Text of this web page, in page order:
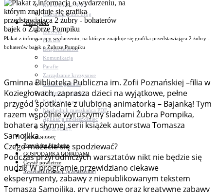
Konsultacje z NGO
Konsultacje dot. dróg
Niezbędnik
Zdrowie
Oświata
Bezpieczeństwo
Komunikacja
Parafie
Zarządzanie kryzysowe
C.ześć w gminie!
Budżet obywatelski
Nieodpłatna pomoc prawna
Niezbędnik mieszkańca PDF
Aplikacja mMieszkaniec
Mapa gminy
Załatw sprawę
Pozyskane fundusze
GOSPODARKA ODPADAMI
Czyste powietrze
System Informacji przestrzennej
Plakat z informacją o wydarzeniu, na którym znajduje się grafika przedstawiająca 2 żubry -
bohaterów bajek o Żubrze Pompiku
Gminna Biblioteka Publiczna im. Zofii Poznańskiej –filia w
Koziegłowach, zaprasza dzieci na wyjątkowe, pełne
przygód spotkanie z ulubioną animatorką – Bajanką! Tym
razem wspólnie wyruszymy śladami Żubra Pompika,
bohatera słynnej serii książek autorstwa Tomasza
Samojlika.
Czego możecie się spodziewać?
Podczas przyrodniczych warsztatów nikt nie będzie się
nudził! W programie przewidziano ciekawe
eksperymenty, zabawy z niepublikowanym tekstem
Tomasza Samojlika, gry ruchowe oraz kreatywne zabawy